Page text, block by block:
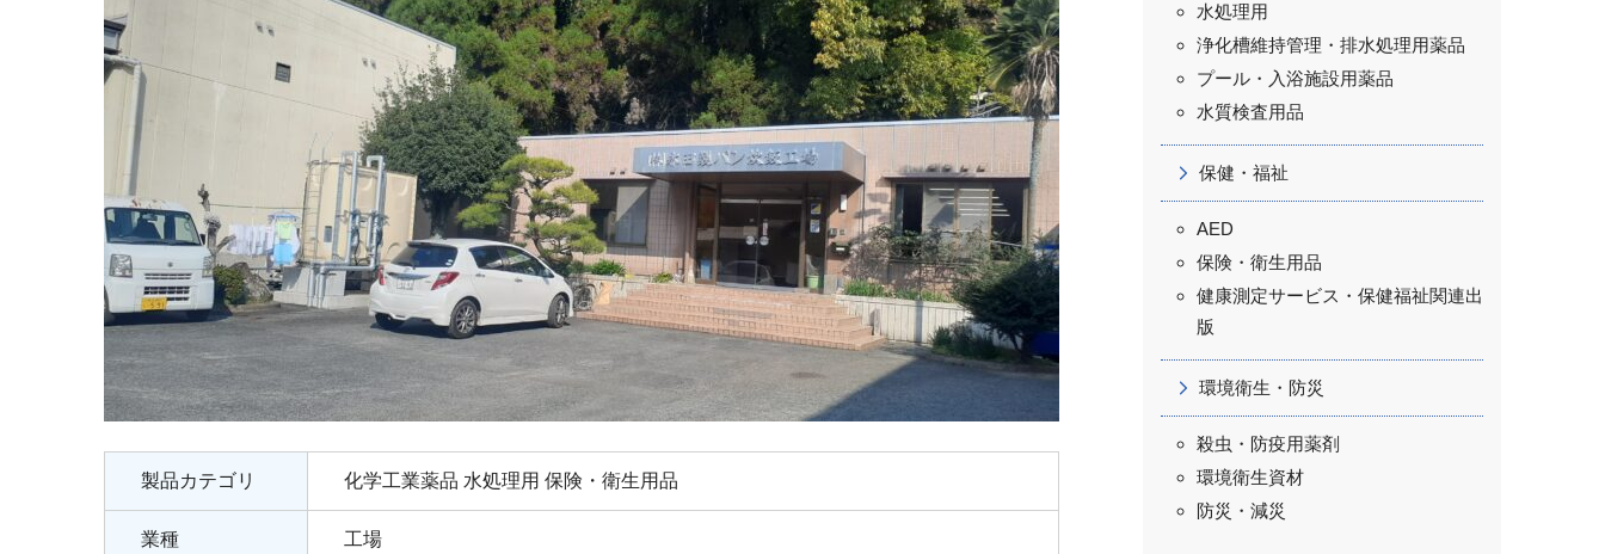
製品カテゴリ 化学工業薬品 水処理用 保険・衛生用品
業種 工場
水処理用
浄化槽維持管理・排水処理用薬品
プール・入浴施設用薬品
水質検査用品
保健・福祉
AED
保険・衛生用品
健康測定サービス・保健福祉関連出
版
環境衛生・防災
殺虫・防疫用薬剤
環境衛生資材
防災・減災